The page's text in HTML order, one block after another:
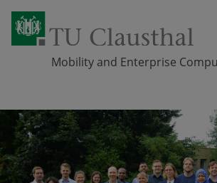
Zum Inhalt springen
Mobility and Enterprise